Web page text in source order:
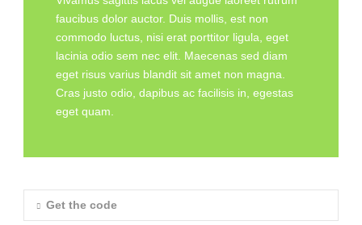
faucibus dolor auctor. Duis mollis, est non
commodo luctus, nisi erat porttitor ligula, eget
lacinia odio sem nec elit. Maecenas sed diam
eget risus varius blandit sit amet non magna.
Cras justo odio, dapibus ac facilisis in, egestas
eget quam.
Get the code